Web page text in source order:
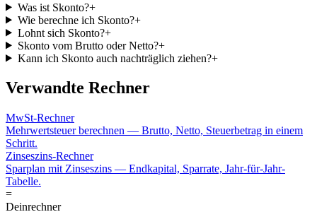
Was ist Skonto?+
Wie berechne ich Skonto?+
Lohnt sich Skonto?+
Skonto vom Brutto oder Netto?+
Kann ich Skonto auch nachträglich ziehen?+
Verwandte Rechner
MwSt-Rechner
Mehrwertsteuer berechnen — Brutto, Netto, Steuerbetrag in einem
Schritt.
Zinseszins-Rechner
Sparplan mit Zinseszins — Endkapital, Sparrate, Jahr-für-Jahr-
Tabelle.
=
Deinrechner